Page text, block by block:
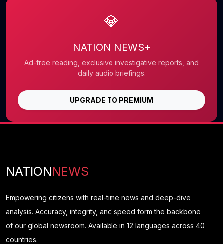
💎
NATION NEWS+
Ad-free reading, exclusive investigative reports, and
daily audio briefings.
UPGRADE TO PREMIUM
NATIONNEWS
Empowering citizens with real-time news and deep-dive
analysis. Accuracy, integrity, and speed form the backbone
of our global newsroom. Available in 12 languages across 40
countries.